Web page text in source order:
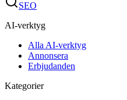
SEO
AI-verktyg
Alla AI-verktyg
Annonsera
Erbjudanden
Kategorier